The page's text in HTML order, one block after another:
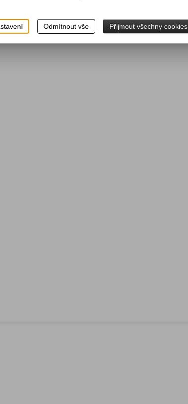
Odmítnout vše Přijmout všechny cookies